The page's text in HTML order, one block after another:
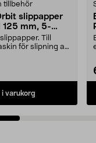
tillbehör
slippapper
125 mm, 5-
Till
för slipning av
i varukorg